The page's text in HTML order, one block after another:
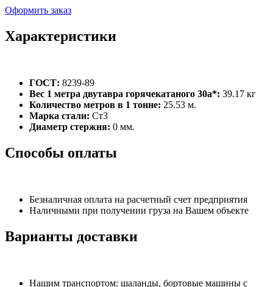
Оформить заказ
Характеристики
ГОСТ: 8239-89
Вес 1 метра двутавра горячекатаного 30а*: 39.17 кг
Количество метров в 1 тонне: 25.53 м.
Марка стали: Ст3
Диаметр стержня: 0 мм.
Способы оплаты
Безналичная оплата на расчетный счет предприятия
Наличными при получении груза на Вашем объекте
Варианты доставки
Нашим транспортом: шаланды, бортовые машины с